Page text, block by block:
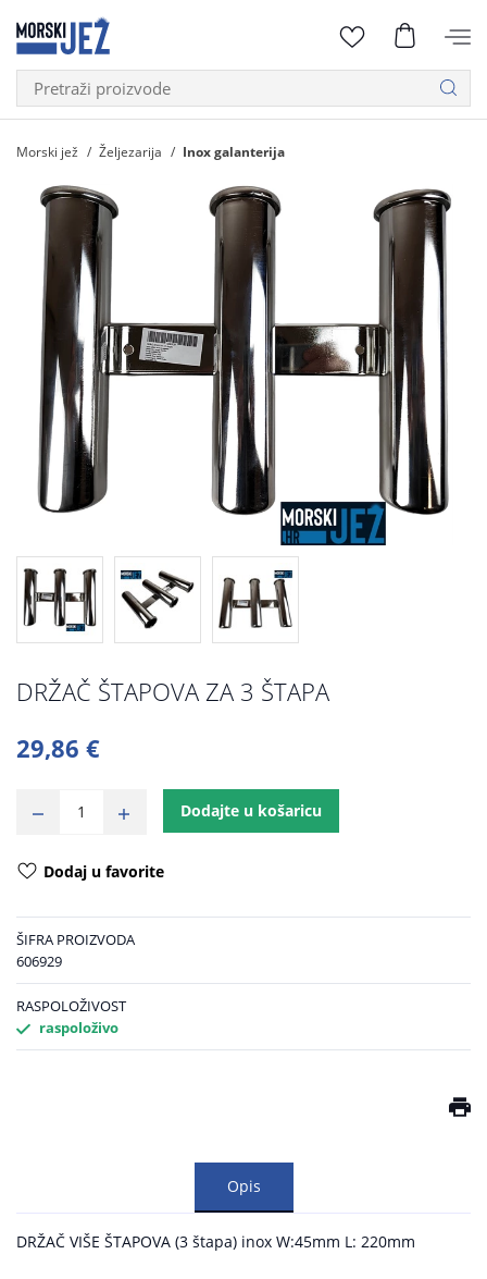
Morski jež Željezarija Inox galanterija
DRŽAČ ŠTAPOVA ZA 3 ŠTAPA
29,86 €
Dodajte u košaricu
Dodaj u favorite
ŠIFRA PROIZVODA
606929
RASPOLOŽIVOST
raspoloživo
Opis
DRŽAČ VIŠE ŠTAPOVA (3 štapa) inox W:45mm L: 220mm